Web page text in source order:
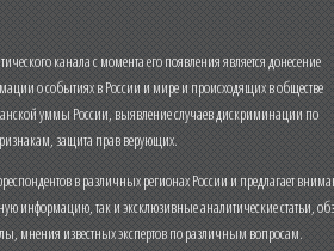
канала с момента его появления является донесение
о событиях в России и мире и происходящих в обществе
уммы России, выявление случаев дискриминации по
защита прав верующих.
в различных регионах России и предлагает
информацию, так и эксклюзивные аналитические статьи,
мнения известных экспертов по различным вопросам.